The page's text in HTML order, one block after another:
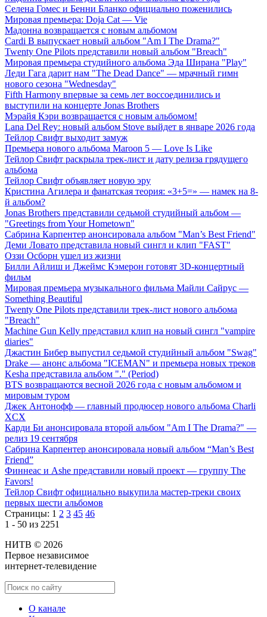
Селена Гомес и Бенни Бланко официально поженились
Мировая премьера: Doja Cat — Vie
Мадонна возвращается с новым альбомом
Cardi B выпускает новый альбом "Am I The Drama?"
Twenty One Pilots представили новый альбом "Breach"
Мировая премьера студийного альбома Эда Ширана "Play"
Леди Гага дарит нам "The Dead Dance" — мрачный гимн
нового сезона "Wednesday"
Fifth Harmony впервые за семь лет воссоединились и
выступили на концерте Jonas Brothers
Мэрайя Кэри возвращается с новым альбомом!
Lana Del Rey: новый альбом Stove выйдет в январе 2026 года
Тейлор Свифт выходит замуж
Премьера нового альбома Maroon 5 — Love Is Like
Тейлор Свифт раскрыла трек-лист и дату релиза грядущего
альбома
Тейлор Свифт объявляет новую эру
Кристина Агилера и фанатская теория: «3+5=» — намек на 8-
й альбом?
Jonas Brothers представили седьмой студийный альбом —
"Greetings from Your Hometown"
Сабрина Карпентер анонсировала альбом "Man’s Best Friend"
Деми Ловато представила новый сингл и клип "FAST"
Оззи Осборн ушел из жизни
Билли Айлиш и Джеймс Кэмерон готовят 3D-концертный
фильм
Мировая премьера музыкального фильма Майли Сайрус —
Something Beautiful
Twenty One Pilots представили трек-лист нового альбома
"Breach"
Machine Gun Kelly представил клип на новый сингл "vampire
diaries"
Джастин Бибер выпустил седьмой студийный альбом "Swag"
Drake — анонс альбома "ICEMAN" и премьера новых треков
Kesha представила альбом "." (Period)
BTS возвращаются весной 2026 года с новым альбомом и
мировым туром
Джек Антонофф — главный продюсер нового альбома Charli
XCX
Карди Би анонсировала второй альбом "Am I The Drama?" —
релиз 19 сентября
Сабрина Карпентер анонсировала новый альбом “Man’s Best
Friend”
Финнеас и Ashe представили новый проект — группу The
Favors!
Тейлор Свифт официально выкупила мастер-треки своих
первых шести альбомов
Страницы: 1 2 3 45 46
1 - 50 из 2251
НИТВ © 2026
Первое независимое
интернет-телевидение
О канале